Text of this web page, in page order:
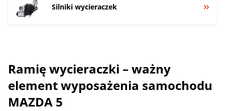
Silniki wycieraczek
Ramię wycieraczki – ważny
element wyposażenia samochodu
MAZDA 5